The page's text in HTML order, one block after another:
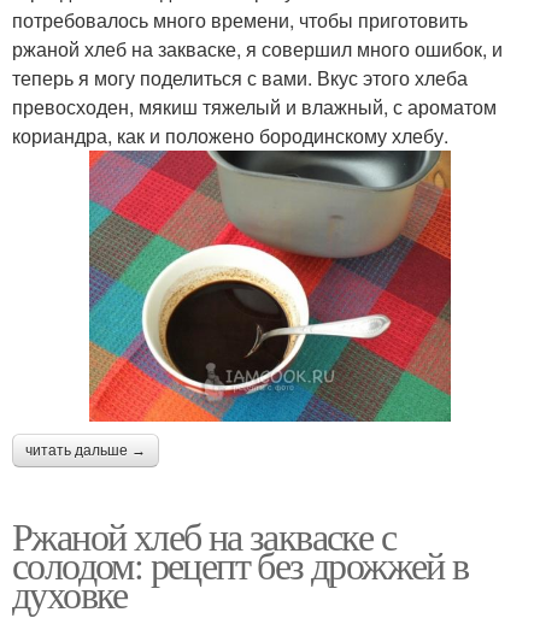
потребовалось много времени, чтобы приготовить
ржаной хлеб на закваске, я совершил много ошибок, и
теперь я могу поделиться с вами. Вкус этого хлеба
превосходен, мякиш тяжелый и влажный, с ароматом
кориандра, как и положено бородинскому хлебу.
читать дальше →
Ржаной хлеб на закваске с
солодом: рецепт без дрожжей в
духовке